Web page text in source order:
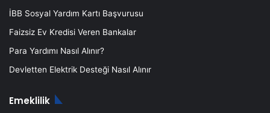
İBB Sosyal Yardım Kartı Başvurusu
Faizsiz Ev Kredisi Veren Bankalar
Para Yardımı Nasıl Alınır?
Devletten Elektrik Desteği Nasıl Alınır
Emeklilik